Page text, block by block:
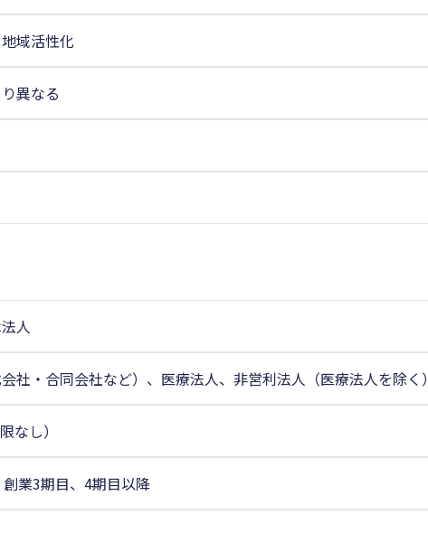
域活性化
異なる
人
社・合同会社など）、医療法人、非営利法人（医療法人を除く
なし）
業3期目、4期目以降